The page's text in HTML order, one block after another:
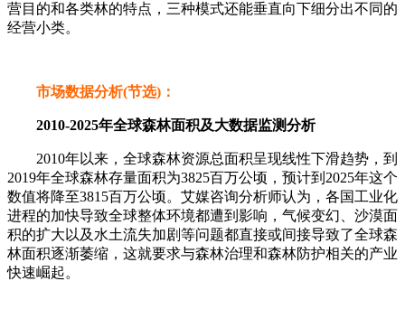
营目的和各类林的特点，三种模式还能垂直向下细分出不同的
经营小类。
市场数据分析(节选)：
2010-2025年全球森林面积及大数据监测分析
2010年以来，全球森林资源总面积呈现线性下滑趋势，到
2019年全球森林存量面积为3825百万公顷，预计到2025年这个
数值将降至3815百万公顷。艾媒咨询分析师认为，各国工业化
进程的加快导致全球整体环境都遭到影响，气候变幻、沙漠面
积的扩大以及水土流失加剧等问题都直接或间接导致了全球森
林面积逐渐萎缩，这就要求与森林治理和森林防护相关的产业
快速崛起。